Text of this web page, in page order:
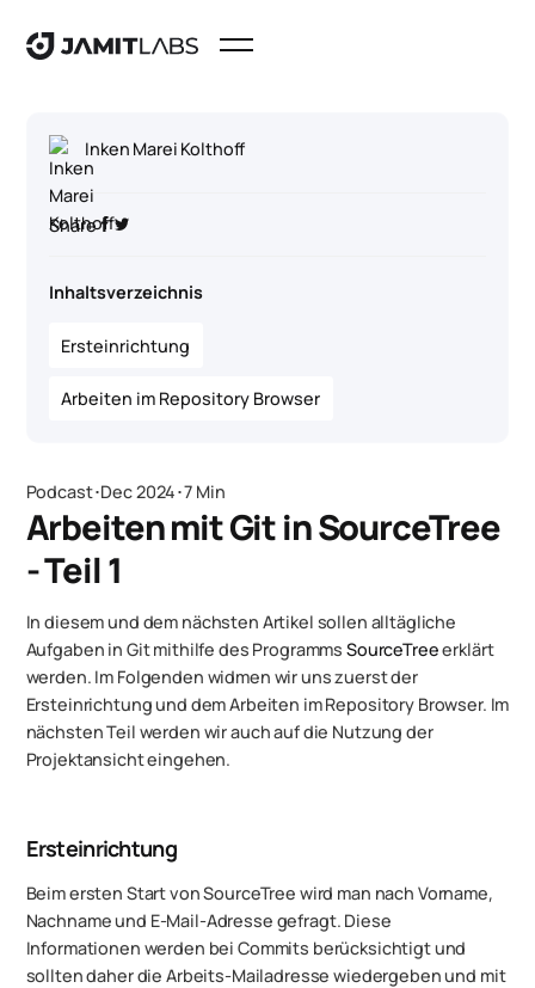
Podcast･Dec 2024･7 Min
Arbeiten mit Git in SourceTree
- Teil 1
In diesem und dem nächsten Artikel sollen alltägliche
Aufgaben in Git mithilfe des Programms SourceTreeerklärt
werden. Im Folgenden widmen wir uns zuerst der
Ersteinrichtung und dem Arbeiten im Repository Browser. Im
nächsten Teil werden wir auch auf die Nutzung der
Projektansicht eingehen.
Ersteinrichtung
Beim ersten Start von SourceTree wird man nach Vorname,
Nachname und E-Mail-Adresse gefragt. Diese
Informationen werden bei Commits berücksichtigt und
sollten daher die Arbeits-Mailadresse wiedergeben und mit
Inken Marei Kolthoff
Share
Inhaltsverzeichnis
Ersteinrichtung
Arbeiten im Repository Browser